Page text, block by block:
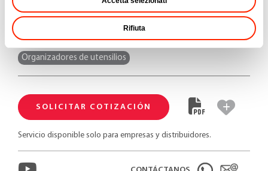
Rifiuta
Organizadores de utensilios
SOLICITAR COTIZACIÓN
Servicio disponible solo para empresas y distribuidores.